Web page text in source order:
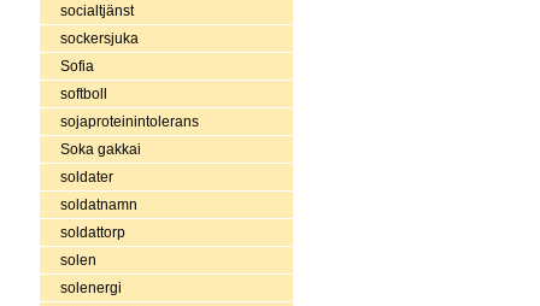
socialtjänst
sockersjuka
Sofia
softboll
sojaproteinintolerans
Soka gakkai
soldater
soldatnamn
soldattorp
solen
solenergi